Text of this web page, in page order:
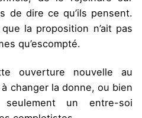
de dire ce qu’ils pensent.
la proposition n’ait pas
qu’escompté.
ouverture nouvelle au
changer la donne, ou bien
un entre-soi